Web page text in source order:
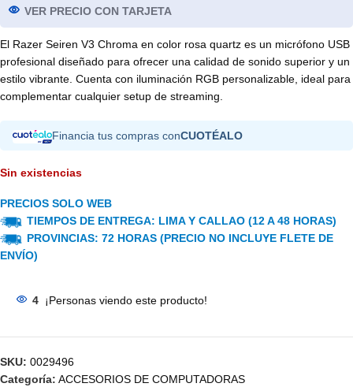
VER PRECIO CON TARJETA
El Razer Seiren V3 Chroma en color rosa quartz es un micrófono USB
profesional diseñado para ofrecer una calidad de sonido superior y un
estilo vibrante. Cuenta con iluminación RGB personalizable, ideal para
complementar cualquier setup de streaming.
Financia tus compras conCUOTÉALO
Sin existencias
PRECIOS SOLO WEB
TIEMPOS DE ENTREGA: LIMA Y CALLAO (12 A 48 HORAS)
PROVINCIAS: 72 HORAS (PRECIO NO INCLUYE FLETE DE
ENVÍO)
4 ¡Personas viendo este producto!
SKU: 0029496
Categoría: ACCESORIOS DE COMPUTADORAS